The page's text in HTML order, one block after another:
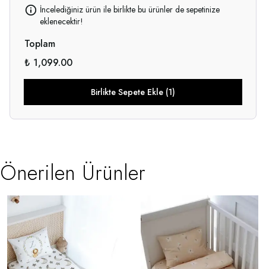
İncelediğiniz ürün ile birlikte bu ürünler de sepetinize
eklenecektir!
Toplam
₺ 1,099.00
Birlikte Sepete Ekle (1)
Önerilen Ürünler